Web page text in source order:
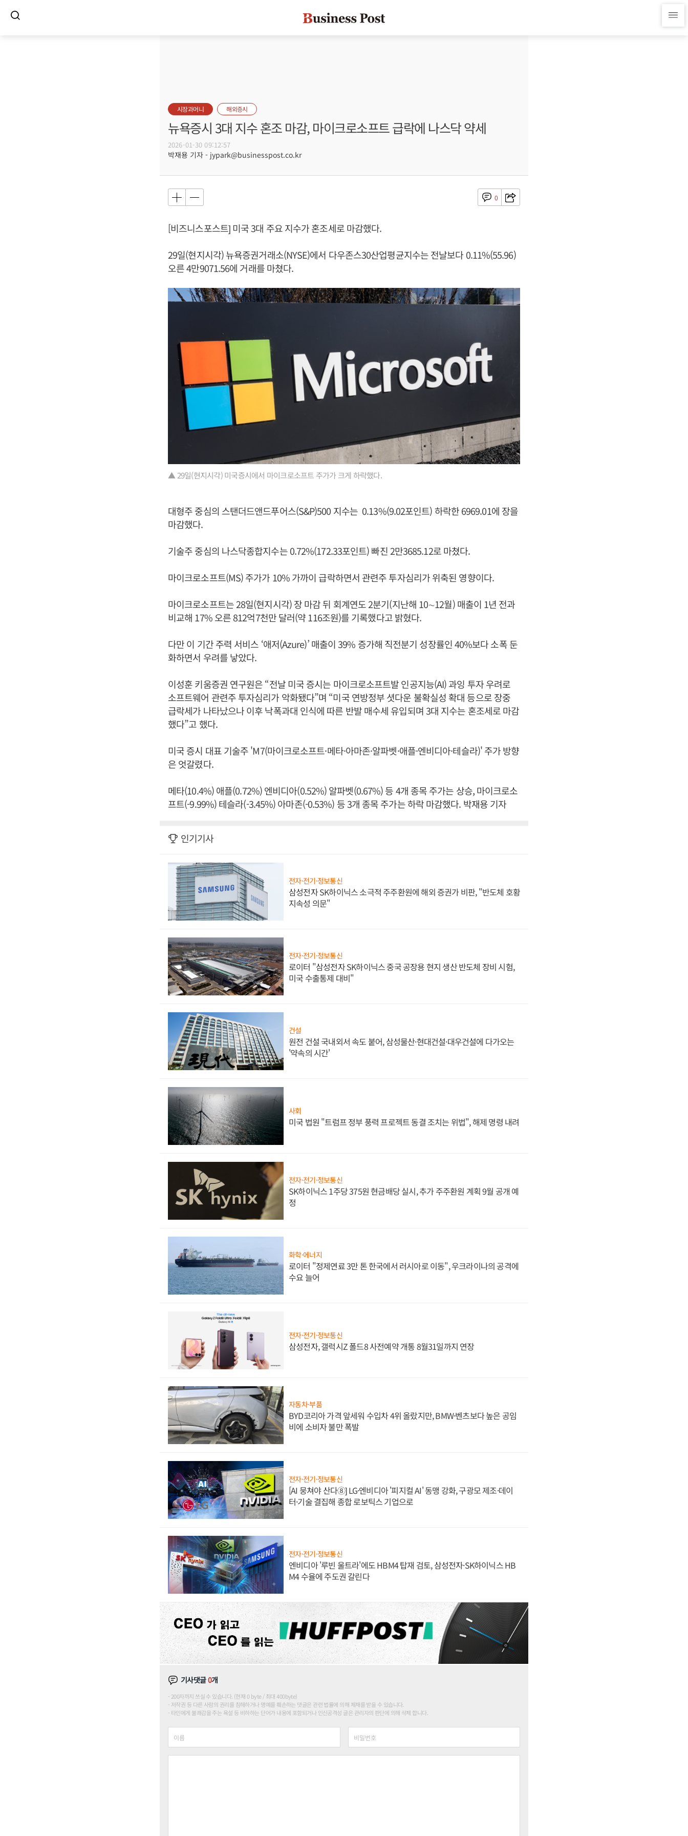
시장과머니 해외증시
뉴욕증시 3대 지수 혼조 마감, 마이크로소프트 급락에 나스닥 약세
2026-01-30 09:12:57
박재용 기자 - jypark@businesspost.co.kr
0
[비즈니스포스트] 미국 3대 주요 지수가 혼조세로 마감했다.
29일(현지시각) 뉴욕증권거래소(NYSE)에서 다우존스30산업평균지수는 전날보다 0.11%(55.96)
오른 4만9071.56에 거래를 마쳤다.
▲ 29일(현지시각) 미국증시에서 마이크로소프트 주가가 크게 하락했다.
대형주 중심의 스탠더드앤드푸어스(S&P)500 지수는 0.13%(9.02포인트) 하락한 6969.01에 장을
마감했다.
기술주 중심의 나스닥종합지수는 0.72%(172.33포인트) 빠진 2만3685.12로 마쳤다.
마이크로소프트(MS) 주가가 10% 가까이 급락하면서 관련주 투자심리가 위축된 영향이다.
마이크로소프트는 28일(현지시각) 장 마감 뒤 회계연도 2분기(지난해 10∼12월) 매출이 1년 전과
비교해 17% 오른 812억7천만 달러(약 116조원)를 기록했다고 밝혔다.
다만 이 기간 주력 서비스 ‘애저(Azure)’ 매출이 39% 증가해 직전분기 성장률인 40%보다 소폭 둔
화하면서 우려를 낳았다.
이성훈 키움증권 연구원은 “전날 미국 증시는 마이크로소프트발 인공지능(AI) 과잉 투자 우려로
소프트웨어 관련주 투자심리가 악화됐다”며 “미국 연방정부 셧다운 불확실성 확대 등으로 장중
급락세가 나타났으나 이후 낙폭과대 인식에 따른 반발 매수세 유입되며 3대 지수는 혼조세로 마감
했다”고 했다.
미국 증시 대표 기술주 'M7(마이크로소프트·메타·아마존·알파벳·애플·엔비디아·테슬라)' 주가 방향
은 엇갈렸다.
메타(10.4%) 애플(0.72%) 엔비디아(0.52%) 알파벳(0.67%) 등 4개 종목 주가는 상승, 마이크로소
프트(-9.99%) 테슬라(-3.45%) 아마존(-0.53%) 등 3개 종목 주가는 하락 마감했다. 박재용 기자
인기기사
전자·전기·정보통신
삼성전자 SK하이닉스 소극적 주주환원에 해외 증권가 비판, "반도체 호황
지속성 의문"
전자·전기·정보통신
로이터 "삼성전자 SK하이닉스 중국 공장용 현지 생산 반도체 장비 시험,
미국 수출통제 대비"
건설
원전 건설 국내외서 속도 붙어, 삼성물산·현대건설·대우건설에 다가오는
'약속의 시간'
사회
미국 법원 "트럼프 정부 풍력 프로젝트 동결 조치는 위법", 해제 명령 내려
전자·전기·정보통신
SK하이닉스 1주당 375원 현금배당 실시, 추가 주주환원 계획 9월 공개 예
정
화학·에너지
로이터 "정제연료 3만 톤 한국에서 러시아로 이동", 우크라이나의 공격에
수요 늘어
전자·전기·정보통신
삼성전자, 갤럭시Z 폴드8 사전예약 개통 8월31일까지 연장
자동차·부품
BYD코리아 가격 앞세워 수입차 4위 올랐지만, BMW·벤츠보다 높은 공임
비에 소비자 불만 폭발
전자·전기·정보통신
[AI 뭉쳐야 산다⑧] LG·엔비디아 '피지컬 AI' 동맹 강화, 구광모 제조·데이
터·기술 결집해 종합 로보틱스 기업으로
전자·전기·정보통신
엔비디아 '루빈 울트라'에도 HBM4 탑재 검토, 삼성전자·SK하이닉스 HB
M4 수율에 주도권 갈린다
기사댓글0개
200자까지 쓰실 수 있습니다. (현재 0 byte / 최대 400byte)
저작권 등 다른 사람의 권리를 침해하거나 명예를 훼손하는 댓글은 관련 법률에 의해 제재를 받을 수 있습니다.
타인에게 불쾌감을 주는 욕설 등 비하하는 단어가 내용에 포함되거나 인신공격성 글은 관리자의 판단에 의해 삭제 합니다.